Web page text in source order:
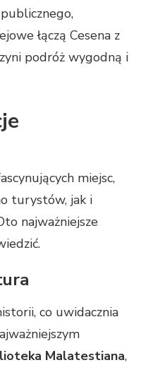
łączą Cesena z
podróż wygodną i
miejsc,
turystów, jak i
najważniejsze
co uwidacznia
Malatestiana,